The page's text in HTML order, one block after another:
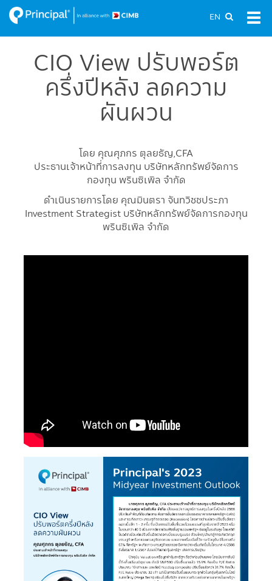
Skip
to
main
EN
CIO View ปรับพอร์ต
ครึ่งปีหลัง ลดความ
ผันผวน
โดย คุณศุภกร ตุลยธัญ,CFA
ประธานเจ้าหน้าที่การลงทุน บริษัทหลักทรัพย์จัดการ
กองทุน พรินซิเพิล จำกัด
ดำเนินรายการโดย คุณมินตรา จันทวิชชประภา
Investment Strategist บริษัทหลักทรัพย์จัดการกองทุน
พรินซิเพิล จำกัด